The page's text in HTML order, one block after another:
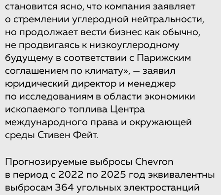
становится ясно, что компания заявляет
о стремлении углеродной нейтральности,
но продолжает вести бизнес как обычно,
не продвигаясь к низкоуглеродному
будущему в соответствии с Парижским
соглашением по климату», — заявил
юридический директор и менеджер
по исследованиям в области экономики
ископаемого топлива Центра
международного права и окружающей
среды Стивен Фейт.
Прогнозируемые выбросы Chevron
в период с 2022 по 2025 год эквивалентны
выбросам 364 угольных электростанций